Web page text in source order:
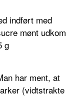
indført med
mønt udkom
g
har ment, at
(vidtstrakte